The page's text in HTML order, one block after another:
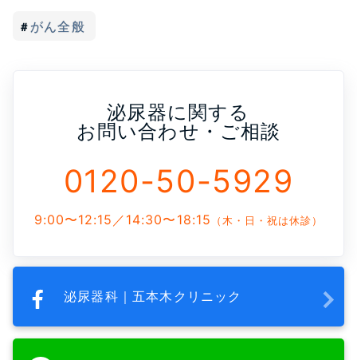
がん全般
泌尿器に関する
お問い合わせ・ご相談
0120-50-5929
9:00〜12:15／14:30〜18:15 （木・日・祝は休診）
泌尿器科｜五本木クリニック